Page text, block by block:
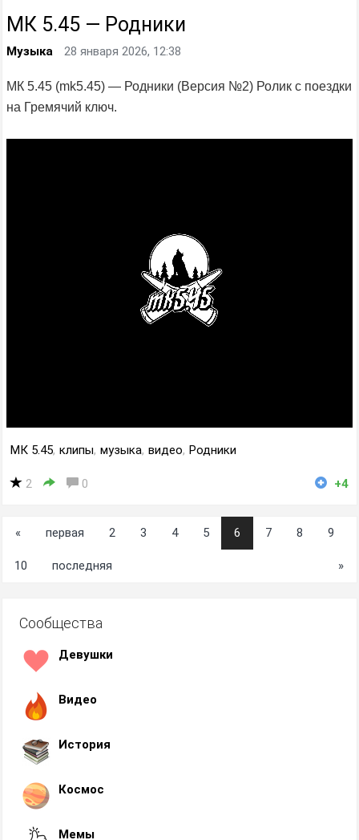
МК 5.45 — Родники
Музыка 28 января 2026, 12:38
МК 5.45 (mk5.45) — Родники (Версия №2) Ролик с поездки
на Гремячий ключ.
МК 5.45, клипы, музыка, видео, Родники
2 0 +4
« первая 2 3 4 5 6 7 8 9
10 последняя »
Сообщества
Девушки
Видео
История
Космос
Мемы